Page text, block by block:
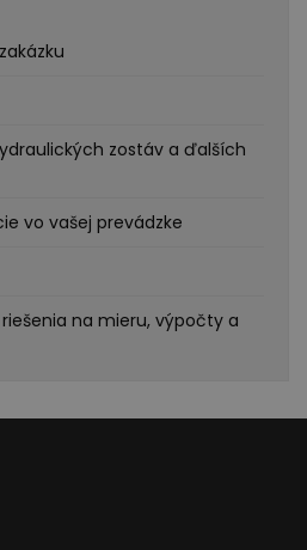
zostáv a ďalších
vo vašej prevádzke
na mieru, výpočty a